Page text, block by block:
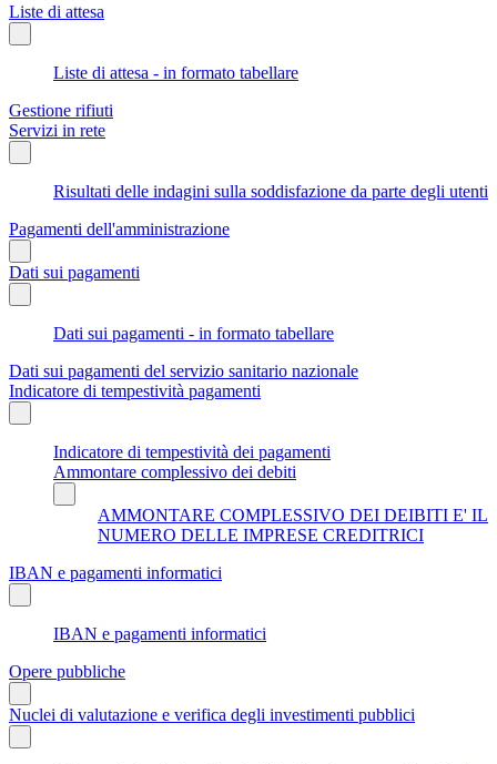
Liste di attesa
Liste di attesa - in formato tabellare
Gestione rifiuti
Servizi in rete
Risultati delle indagini sulla soddisfazione da parte degli utenti
Pagamenti dell'amministrazione
Dati sui pagamenti
Dati sui pagamenti - in formato tabellare
Dati sui pagamenti del servizio sanitario nazionale
Indicatore di tempestività pagamenti
Indicatore di tempestività dei pagamenti
Ammontare complessivo dei debiti
AMMONTARE COMPLESSIVO DEI DEIBITI E' IL
NUMERO DELLE IMPRESE CREDITRICI
IBAN e pagamenti informatici
IBAN e pagamenti informatici
Opere pubbliche
Nuclei di valutazione e verifica degli investimenti pubblici